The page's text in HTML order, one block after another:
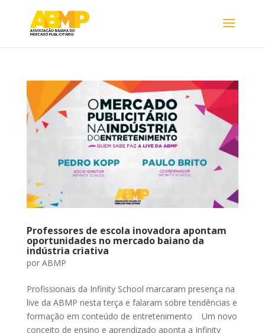
Professores de escola inovadora apontam
oportunidades no mercado baiano da
indústria criativa
por ABMP
Profissionais da Infinity School marcaram presença na
live da ABMP nesta terça e falaram sobre tendências e
formação em conteúdo de entretenimento Um novo
conceito de ensino e aprendizado aponta a Infinity